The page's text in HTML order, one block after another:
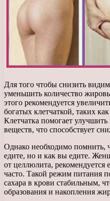
Для того чтобы снизить
уменьшить количество
этого рекомендуется
богатых клетчаткой, таких
Клетчатка помогает
веществ, что способствует
Однако необходимо помнить,
едите, но и как вы едите.
от целлюлита,
часто. Такой режим питания
сахара в крови стабильным,
образования и накопления